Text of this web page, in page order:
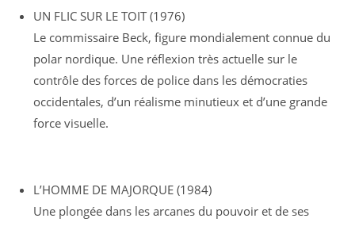
UN FLIC SUR LE TOIT (1976)
Le commissaire Beck, figure mondialement connue du
polar nordique. Une réflexion très actuelle sur le
contrôle des forces de police dans les démocraties
occidentales, d’un réalisme minutieux et d’une grande
force visuelle.
L’HOMME DE MAJORQUE (1984)
Une plongée dans les arcanes du pouvoir et de ses